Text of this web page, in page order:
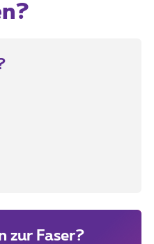
zur Faser?